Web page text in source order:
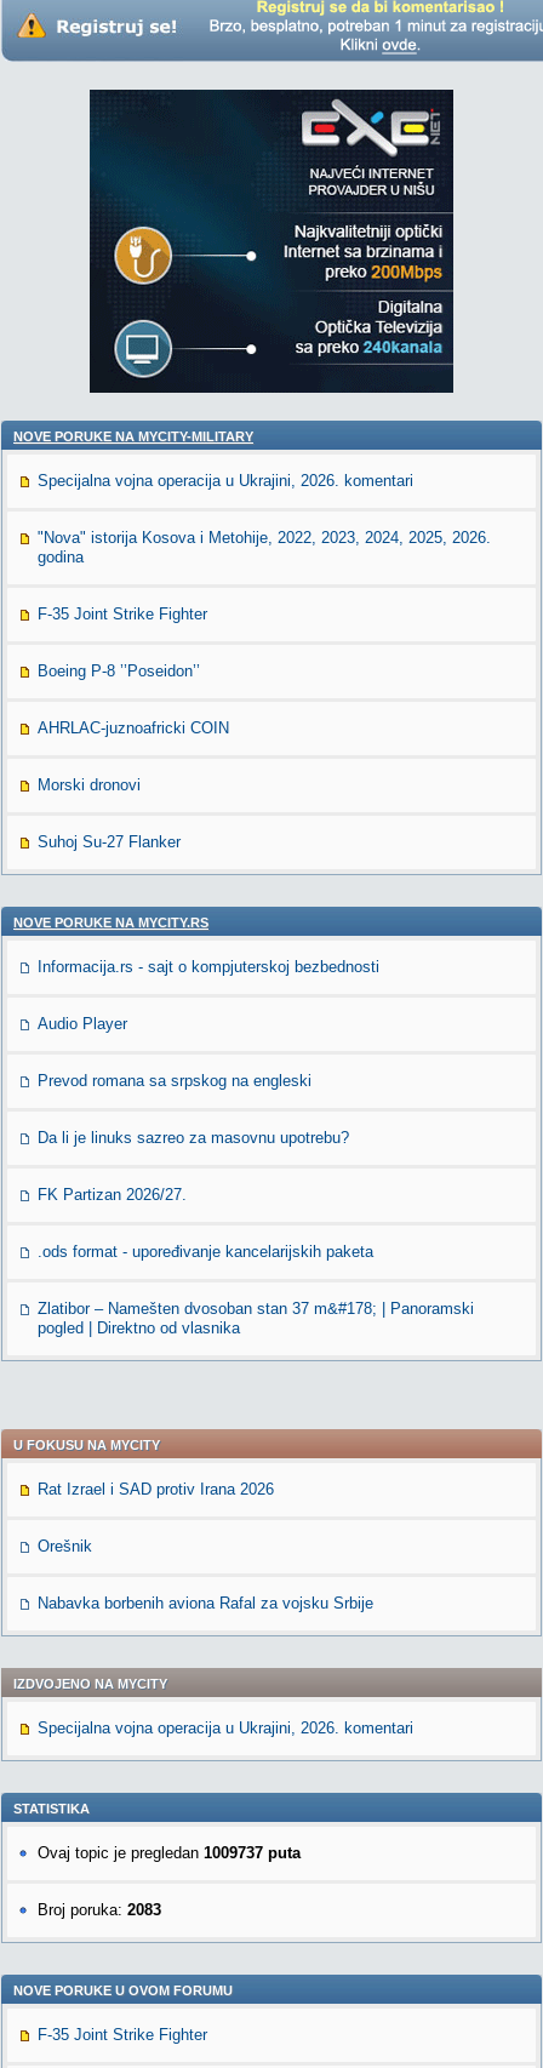
NOVE PORUKE NA MYCITY-MILITARY
Specijalna vojna operacija u Ukrajini, 2026. komentari
"Nova" istorija Kosova i Metohije, 2022, 2023, 2024, 2025, 2026.
godina
F-35 Joint Strike Fighter
Boeing P-8 ’’Poseidon’’
AHRLAC-juznoafricki COIN
Morski dronovi
Suhoj Su-27 Flanker
NOVE PORUKE NA MYCITY.RS
Informacija.rs - sajt o kompjuterskoj bezbednosti
Audio Player
Prevod romana sa srpskog na engleski
Da li je linuks sazreo za masovnu upotrebu?
FK Partizan 2026/27.
.ods format - upoređivanje kancelarijskih paketa
Zlatibor – Namešten dvosoban stan 37 m&#178; | Panoramski
pogled | Direktno od vlasnika
U FOKUSU NA MYCITY
Rat Izrael i SAD protiv Irana 2026
Orešnik
Nabavka borbenih aviona Rafal za vojsku Srbije
IZDVOJENO NA MYCITY
Specijalna vojna operacija u Ukrajini, 2026. komentari
STATISTIKA
Ovaj topic je pregledan 1009737 puta
Broj poruka: 2083
NOVE PORUKE U OVOM FORUMU
F-35 Joint Strike Fighter